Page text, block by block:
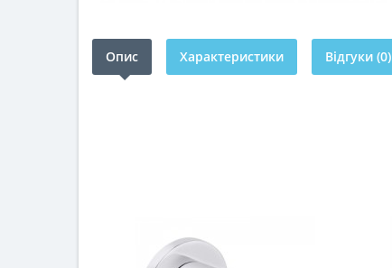
Опис Характеристики Відгуки (0)